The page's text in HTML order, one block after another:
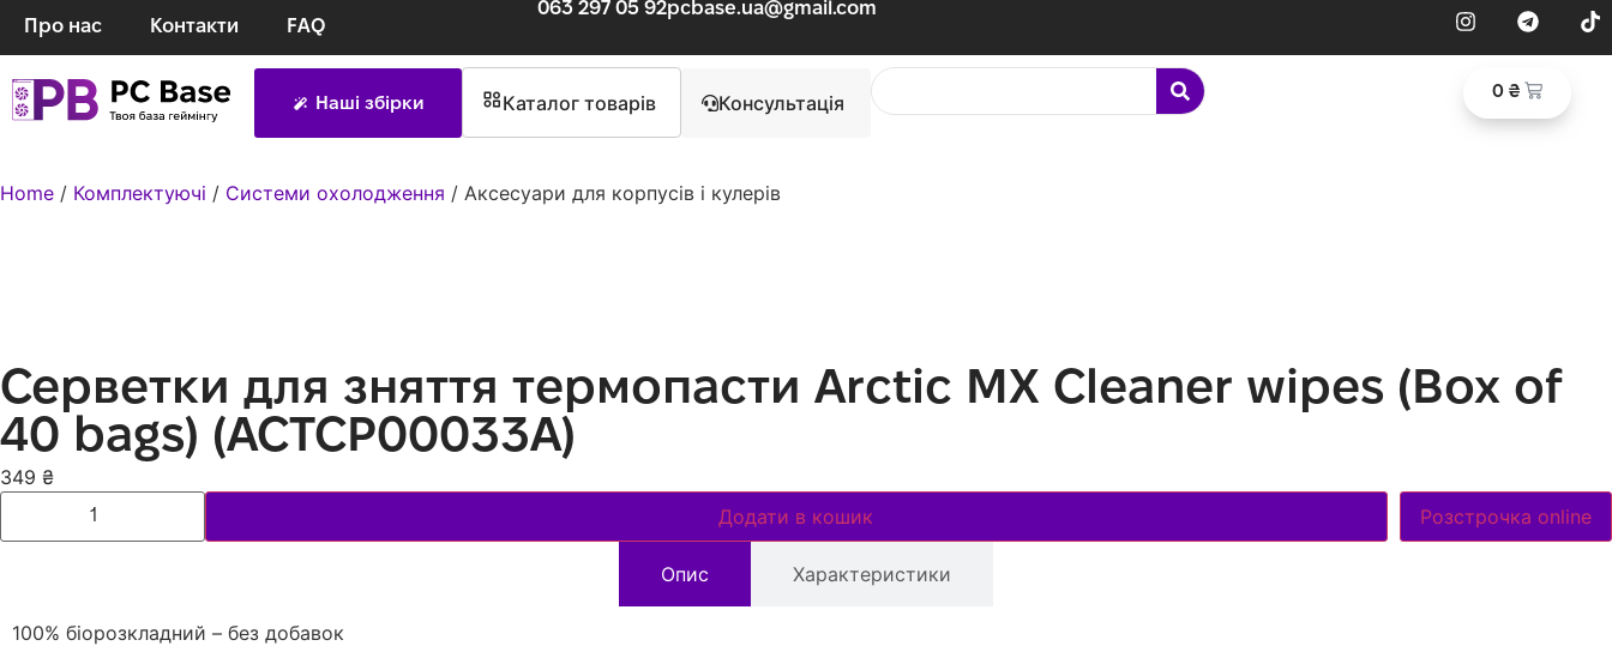
Про нас Контакти FAQ
063 297 05 92pcbase.ua@gmail.com
Наші збірки Каталог товарів Консультація 0 ₴
Home / Комплектуючі / Системи охолодження / Аксесуари для корпусів і кулерів
Серветки для зняття термопасти Arctic MX Cleaner wipes (Box of
40 bags) (ACTCP00033A)
349 ₴
Додати в кошик
Розстрочка online
Опис Характеристики
100% біорозкладний – без добавок